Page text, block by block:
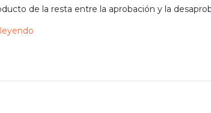
de la resta entre la aprobación y la